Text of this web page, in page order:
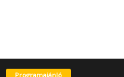
Programajánló